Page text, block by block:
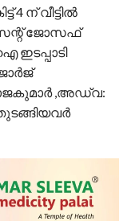
4 ന് വീട്ടിൽ
ജോസഫ്
ഇടപ്പാടി
,അഡ്വ: